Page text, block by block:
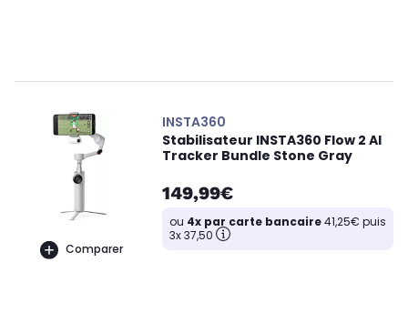
Comparer
INSTA360
Stabilisateur INSTA360 Flow 2 AI
Tracker Bundle Stone Gray
149,99€
ou 4x par carte bancaire41,25€ puis
3x 37,50